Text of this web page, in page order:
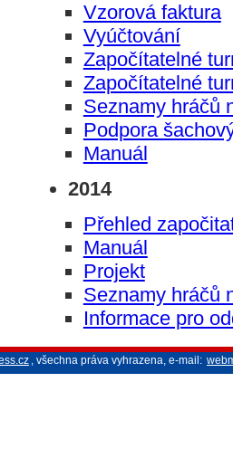
Vzorová faktura
Vyúčtování
Započítatelné
Započítatelné
Seznamy hráčů
Podpora
Manuál
2014
Přehled
Manuál
Projekt
Seznamy hráčů
Informace pro
, všechna práva vyhrazena, e-mail: